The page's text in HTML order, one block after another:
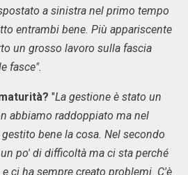
a sinistra nel primo tempo
entrambi bene. Più appariscente
un grosso lavoro sulla fascia
fasce".
"La gestione è stato un
abbiamo raddoppiato ma nel
bene la cosa. Nel secondo
po' di difficoltà ma ci sta perché
ci ha sempre creato problemi. C'è